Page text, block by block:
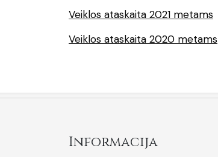
Veiklos ataskaita 2021 metams
Veiklos ataskaita 2020 metams
Informacija